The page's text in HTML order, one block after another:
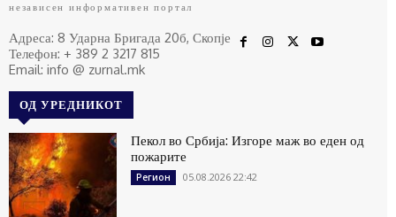
независен информативен портал
Адреса: 8 Ударна Бригада 20б, Скопје
Телефон: + 389 2 3217 815
Email: info @ zurnal.mk
ОД УРЕДНИКОТ
Пекол во Србија: Изгоре маж во еден од
пожарите
Регион 05.08.2026 22:42